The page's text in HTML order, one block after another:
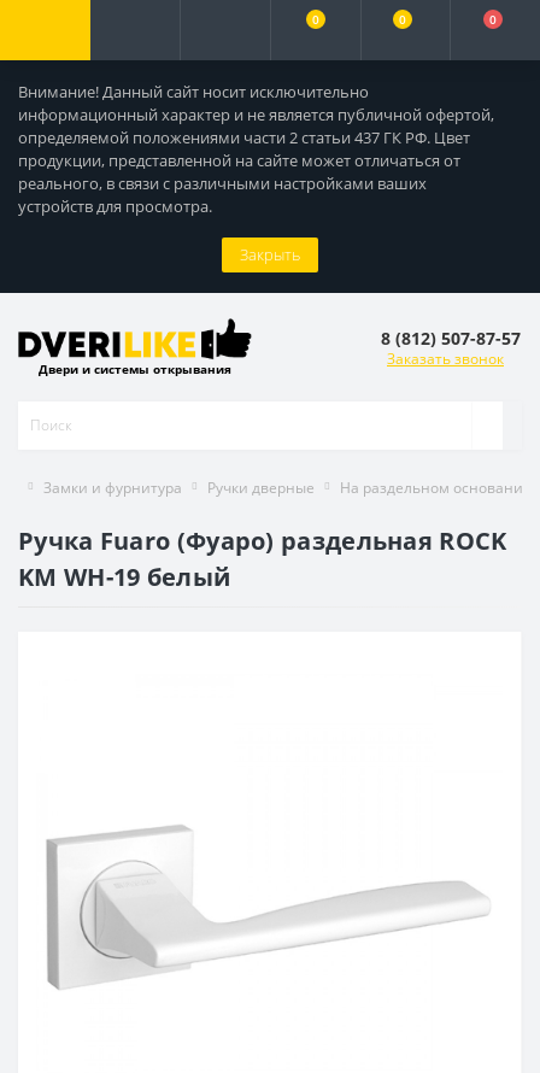
Внимание! Данный сайт носит исключительно
информационный характер и не является публичной офертой,
определяемой положениями части 2 статьи 437 ГК РФ. Цвет
продукции, представленной на сайте может отличаться от
реального, в связи с различными настройками ваших
устройств для просмотра.
Закрыть
0 0 0
Двери и системы открывания
8 (812) 507-87-57
Заказать звонок
Замки и фурнитура Ручки дверные На раздельном основании
Ручка Fuaro (Фуаро) раздельная ROCK
KM WH-19 белый